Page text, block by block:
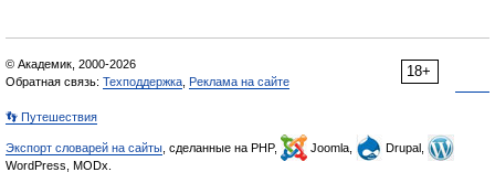
18+
© Академик, 2000-2026
Обратная связь: Техподдержка Реклама на сайте
👣 Путешествия
Экспорт словарей на сайты , сделанные на PHP, Joomla,
Drupal,
WordPress, MODx.